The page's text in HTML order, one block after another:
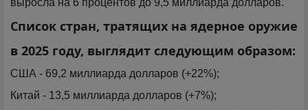
Список стран, тратящих на ядерное оружие
в 2025 году, выглядит следующим образом:
США - 69,2 миллиарда долларов (+22%);
Китай - 13,5 миллиарда долларов (+7%);